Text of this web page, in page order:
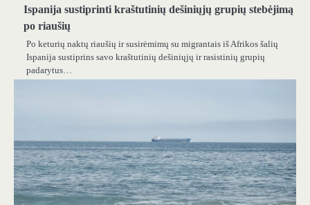
Ispanija sustiprinti kraštutinių dešiniųjų grupių stebėjimą
po riaušių
Po keturių naktų riaušių ir susirėmimų su migrantais iš Afrikos šalių
Ispanija sustiprins savo kraštutinių dešiniųjų ir rasistinių grupių
padarytus…